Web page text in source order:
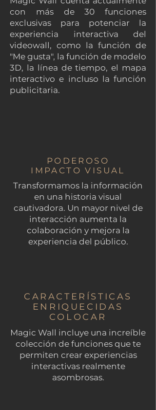
con más de 30 funciones
exclusivas para potenciar la
experiencia interactiva del
videowall, como la función de
"Me gusta", la función de modelo
3D, la línea de tiempo, el mapa
interactivo e incluso la función
publicitaria.
PODEROSO
IMPACTO VISUAL
Transformamos la información
en una historia visual
cautivadora. Un mayor nivel de
interacción aumenta la
colaboración y mejora la
experiencia del público.
CARACTERÍSTICAS
ENRIQUECIDAS
COLOCAR
Magic Wall incluye una increíble
colección de funciones que te
permiten crear experiencias
interactivas realmente
asombrosas.